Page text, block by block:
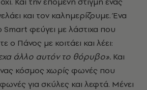
και τον καλημερίζουμε. Ένα
φεύγει με λάστιχα που
ο Πάνος με κοιτάει και λέει:
άλλο αυτόν το θόρυβο». Και
κόσμος χωρίς φωνές που
για σκύλες και λεφτά. Μένει